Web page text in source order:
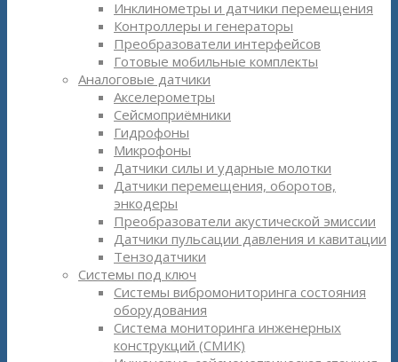
Инклинометры и датчики перемещения
Контроллеры и генераторы
Преобразователи интерфейсов
Готовые мобильные комплекты
Аналоговые датчики
Акселерометры
Сейсмоприёмники
Гидрофоны
Микрофоны
Датчики силы и ударные молотки
Датчики перемещения, оборотов,
энкодеры
Преобразователи акустической эмиссии
Датчики пульсации давления и кавитации
Тензодатчики
Системы под ключ
Системы вибромониторинга состояния
оборудования
Система мониторинга инженерных
конструкций (СМИК)